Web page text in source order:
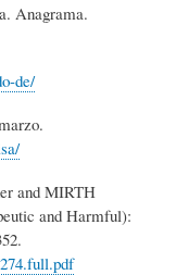
Anagrama.
de/
and MIRTH
and Harmful):